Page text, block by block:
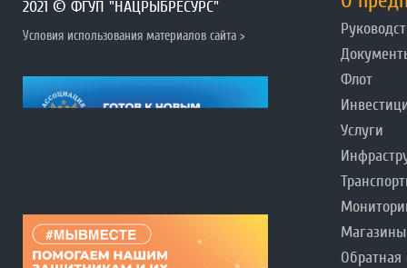
2021 © ФГУП "НАЦРЫБРЕСУРС"
Условия использования материалов сайта >
Флот
Услуги
Магазины
Обратная